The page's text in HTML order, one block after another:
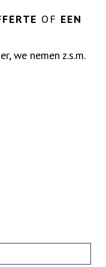
OF EEN
we nemen z.s.m.